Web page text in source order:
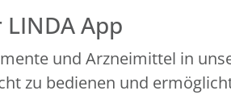
App
und Arzneimittel in
zu bedienen und